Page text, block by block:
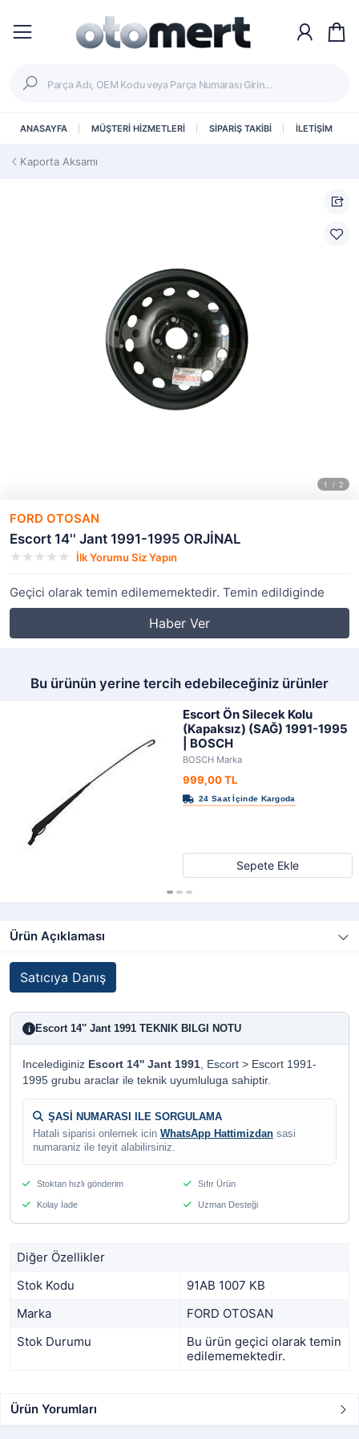
ANASAYFA MÜŞTERİ HİZMETLERİ SİPARİŞ TAKİBİ İLETİŞİM
Kaporta Aksamı
FORD OTOSAN
Escort 14'' Jant 1991-1995 ORJİNAL
İlk Yorumu Siz Yapın
Geçici olarak temin edilememektedir. Temin edildiginde
Haber Ver
Bu ürünün yerine tercih edebileceğiniz ürünler
Escort Ön Silecek Kolu
(Kapaksız) (SAĞ) 1991-1995
| BOSCH
BOSCH Marka
999,00 TL
Sepete Ekle
Ürün Açıklaması
Satıcıya Danış
i Escort 14'' Jant 1991 TEKNIK BILGI NOTU
Incelediginiz Escort 14'' Jant 1991, Escort > Escort 1991-
1995 grubu araclar ile teknik uyumluluga sahiptir.
ŞASİ NUMARASI ILE SORGULAMA
Hatali siparisi onlemek icin WhatsApp Hattimizdan sasi
numaraniz ile teyit alabilirsiniz.
Stoktan hızlı gönderim Sıfır Ürün
Kolay İade Uzman Desteği
Diğer Özellikler
Stok Kodu
91AB 1007 KB
Marka
FORD OTOSAN
Stok Durumu
Bu ürün geçici olarak temin
edilememektedir.
Ürün Yorumları